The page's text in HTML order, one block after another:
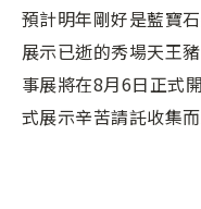
預計明年剛好是藍寶
展示已逝的秀場天王
事展將在8月6日正式
式展示辛苦請託收集